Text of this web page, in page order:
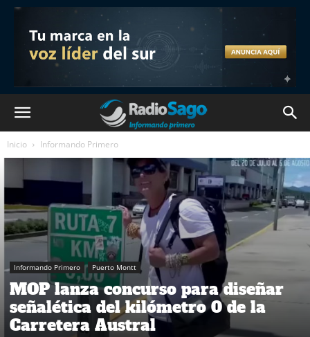
Inicio Informando Primero
Informando Primero Puerto Montt
MOP lanza concurso para diseñar
señalética del kilómetro 0 de la
Carretera Austral